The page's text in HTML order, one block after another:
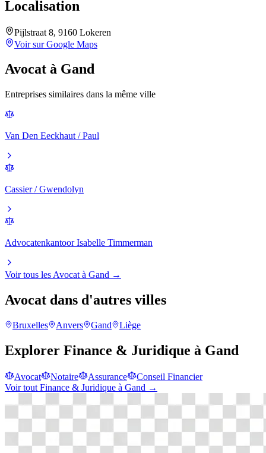
Localisation
Pijlstraat 8, 9160 Lokeren
Voir sur Google Maps
Avocat à Gand
Entreprises similaires dans la même ville
Van Den Eeckhaut / Paul
Cassier / Gwendolyn
Advocatenkantoor Isabelle Timmerman
Voir tous les Avocat à Gand →
Avocat dans d'autres villes
Bruxelles Anvers Gand Liège
Explorer Finance & Juridique à Gand
Avocat Notaire Assurance
Conseil Financier
Voir tout Finance & Juridique à Gand →